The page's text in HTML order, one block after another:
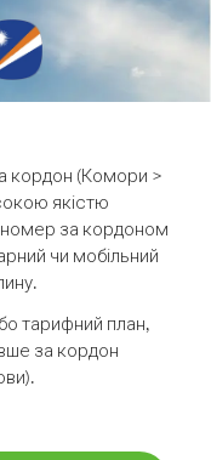
кордон (Комори >
якістю
за кордоном
чи мобільний
тарифний план,
за кордон